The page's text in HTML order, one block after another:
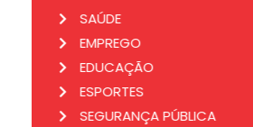
SAÚDE
EMPREGO
EDUCAÇÃO
ESPORTES
SEGURANÇA PÚBLICA